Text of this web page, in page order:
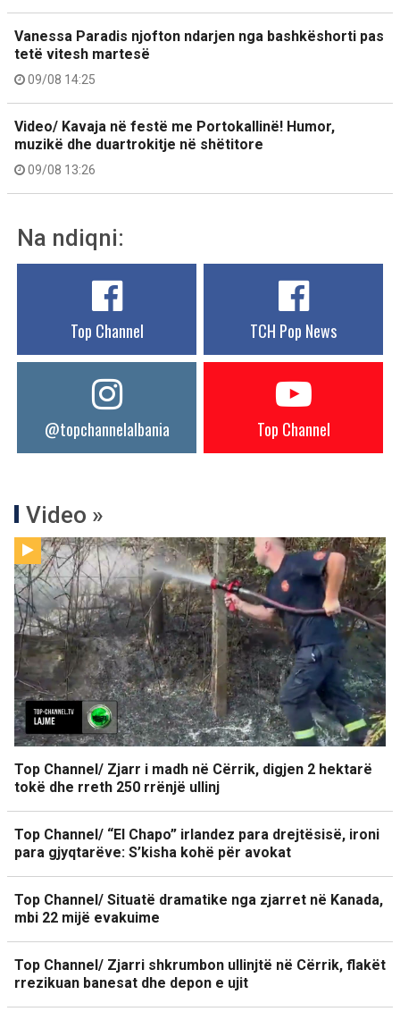
Vanessa Paradis njofton ndarjen nga bashkëshorti pas
tetë vitesh martesë
09/08 14:25
Video/ Kavaja në festë me Portokallinë! Humor,
muzikë dhe duartrokitje në shëtitore
09/08 13:26
Na ndiqni:
Top Channel TCH Pop News
@topchannelalbania Top Channel
Video »
Top Channel/ Zjarr i madh në Cërrik, digjen 2 hektarë
tokë dhe rreth 250 rrënjë ullinj
Top Channel/ “El Chapo” irlandez para drejtësisë, ironi
para gjyqtarëve: S’kisha kohë për avokat
Top Channel/ Situatë dramatike nga zjarret në Kanada,
mbi 22 mijë evakuime
Top Channel/ Zjarri shkrumbon ullinjtë në Cërrik, flakët
rrezikuan banesat dhe depon e ujit